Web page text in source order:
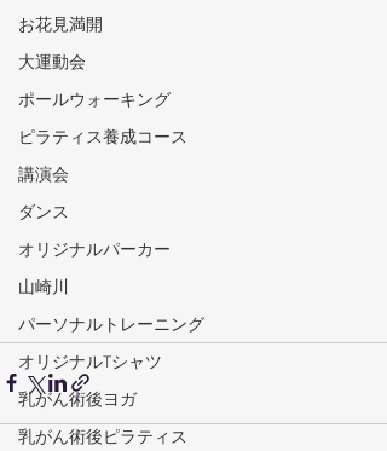
お花見満開
大運動会
ポールウォーキング
ピラティス養成コース
講演会
ダンス
オリジナルパーカー
山崎川
パーソナルトレーニング
オリジナルTシャツ
乳がん術後ヨガ
乳がん術後ピラティス